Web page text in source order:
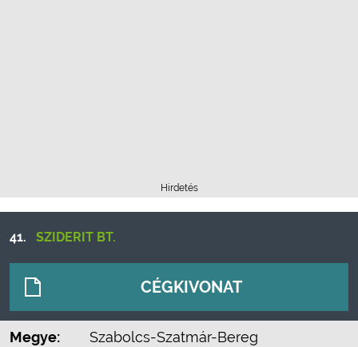
Hirdetés
41. SZIDERIT BT.
CÉGKIVONAT
Megye: Szabolcs-Szatmár-Bereg